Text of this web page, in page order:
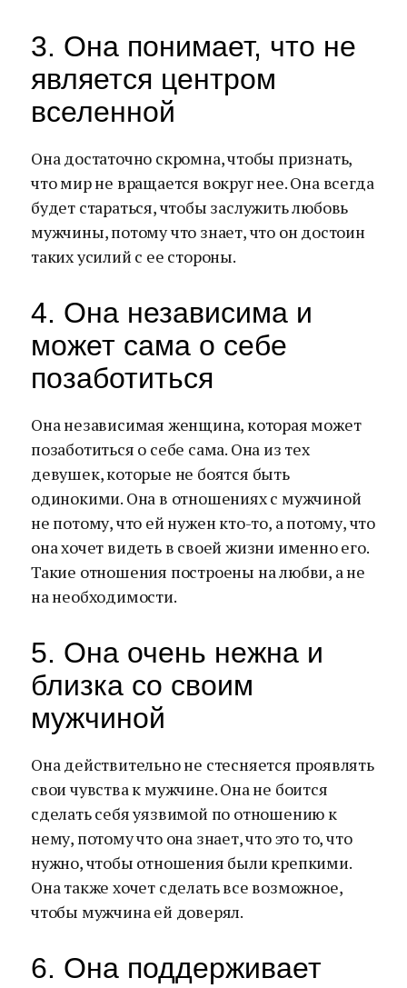
3. Она понимает, что не
является центром
вселенной
Она достаточно скромна, чтобы признать,
что мир не вращается вокруг нее. Она всегда
будет стараться, чтобы заслужить любовь
мужчины, потому что знает, что он достоин
таких усилий с ее стороны.
4. Она независима и
может сама о себе
позаботиться
Она независимая женщина, которая может
позаботиться о себе сама. Она из тех
девушек, которые не боятся быть
одинокими. Она в отношениях с мужчиной
не потому, что ей нужен кто-то, а потому, что
она хочет видеть в своей жизни именно его.
Такие отношения построены на любви, а не
на необходимости.
5. Она очень нежна и
близка со своим
мужчиной
Она действительно не стесняется проявлять
свои чувства к мужчине. Она не боится
сделать себя уязвимой по отношению к
нему, потому что она знает, что это то, что
нужно, чтобы отношения были крепкими.
Она также хочет сделать все возможное,
чтобы мужчина ей доверял.
6. Она поддерживает